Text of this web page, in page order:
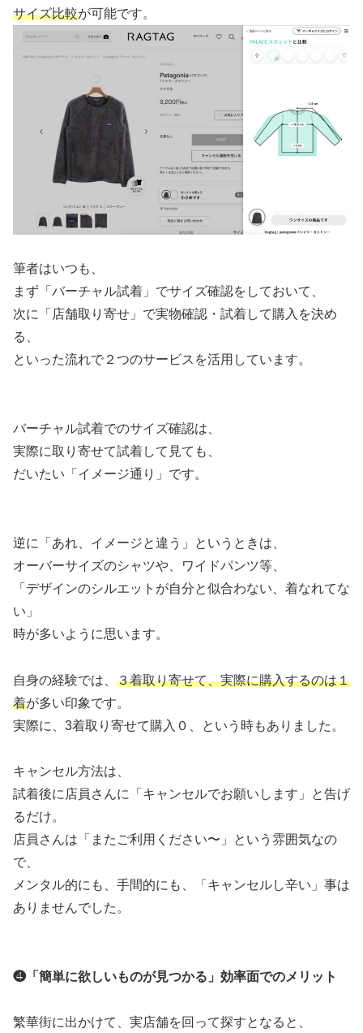
サイズ比較が可能です。
筆者はいつも、
まず「バーチャル試着」でサイズ確認をしておいて、
次に「店舗取り寄せ」で実物確認・試着して購入を決め
る、
といった流れで２つのサービスを活用しています。
バーチャル試着でのサイズ確認は、
実際に取り寄せて試着して見ても、
だいたい「イメージ通り」です。
逆に「あれ、イメージと違う」というときは、
オーバーサイズのシャツや、ワイドパンツ等、
「デザインのシルエットが自分と似合わない、着なれてな
い」
時が多いように思います。
自身の経験では、 ３着取り寄せて、実際に購入するのは１
着が多い印象です。
実際に、3着取り寄せて購入０、という時もありました。
キャンセル方法は、
試着後に店員さんに「キャンセルでお願いします」と告げ
るだけ。
店員さんは「またご利用ください〜」という雰囲気なの
で、
メンタル的にも、手間的にも、「キャンセルし辛い」事は
ありませんでした。
❹「簡単に欲しいものが見つかる 」効率面でのメリット
繁華街に出かけて、実店舗を回って探すとなると、